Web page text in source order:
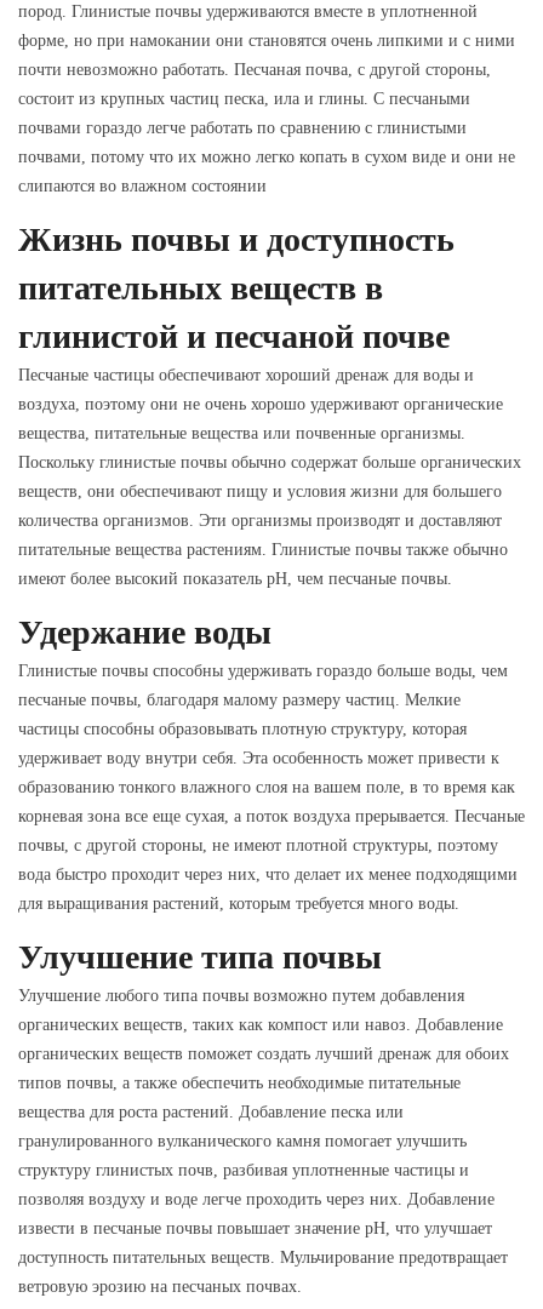
пород. Глинистые почвы удерживаются вместе в уплотненной
форме, но при намокании они становятся очень липкими и с ними
почти невозможно работать. Песчаная почва, с другой стороны,
состоит из крупных частиц песка, ила и глины. С песчаными
почвами гораздо легче работать по сравнению с глинистыми
почвами, потому что их можно легко копать в сухом виде и они не
слипаются во влажном состоянии
Жизнь почвы и доступность
питательных веществ в
глинистой и песчаной почве
Песчаные частицы обеспечивают хороший дренаж для воды и
воздуха, поэтому они не очень хорошо удерживают органические
вещества, питательные вещества или почвенные организмы.
Поскольку глинистые почвы обычно содержат больше органических
веществ, они обеспечивают пищу и условия жизни для большего
количества организмов. Эти организмы производят и доставляют
питательные вещества растениям. Глинистые почвы также обычно
имеют более высокий показатель pH, чем песчаные почвы.
Удержание воды
Глинистые почвы способны удерживать гораздо больше воды, чем
песчаные почвы, благодаря малому размеру частиц. Мелкие
частицы способны образовывать плотную структуру, которая
удерживает воду внутри себя. Эта особенность может привести к
образованию тонкого влажного слоя на вашем поле, в то время как
корневая зона все еще сухая, а поток воздуха прерывается. Песчаные
почвы, с другой стороны, не имеют плотной структуры, поэтому
вода быстро проходит через них, что делает их менее подходящими
для выращивания растений, которым требуется много воды.
Улучшение типа почвы
Улучшение любого типа почвы возможно путем добавления
органических веществ, таких как компост или навоз. Добавление
органических веществ поможет создать лучший дренаж для обоих
типов почвы, а также обеспечить необходимые питательные
вещества для роста растений. Добавление песка или
гранулированного вулканического камня помогает улучшить
структуру глинистых почв, разбивая уплотненные частицы и
позволяя воздуху и воде легче проходить через них. Добавление
извести в песчаные почвы повышает значение pH, что улучшает
доступность питательных веществ. Мульчирование предотвращает
ветровую эрозию на песчаных почвах.